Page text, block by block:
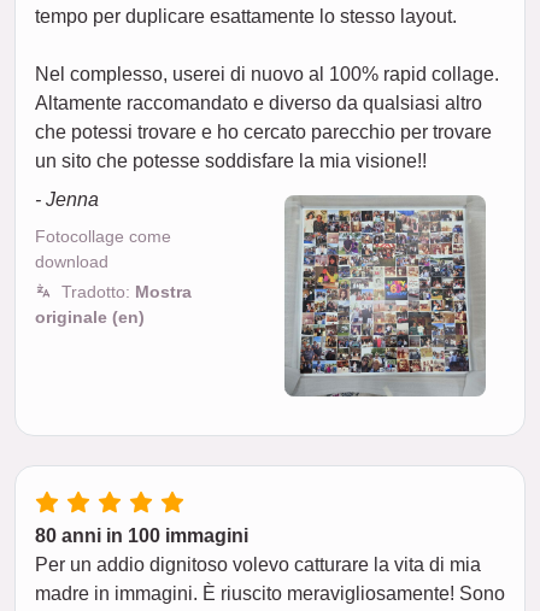
tempo per duplicare esattamente lo stesso layout.
Nel complesso, userei di nuovo al 100% rapid collage.
Altamente raccomandato e diverso da qualsiasi altro
che potessi trovare e ho cercato parecchio per trovare
un sito che potesse soddisfare la mia visione!!
- Jenna
Fotocollage come
download
Tradotto: Mostra
originale (en)
80 anni in 100 immagini
Per un addio dignitoso volevo catturare la vita di mia
madre in immagini. È riuscito meravigliosamente! Sono